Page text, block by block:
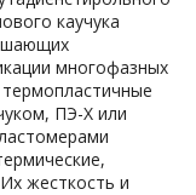
каучука
многофазных
ПЭ-Х или
жесткость и